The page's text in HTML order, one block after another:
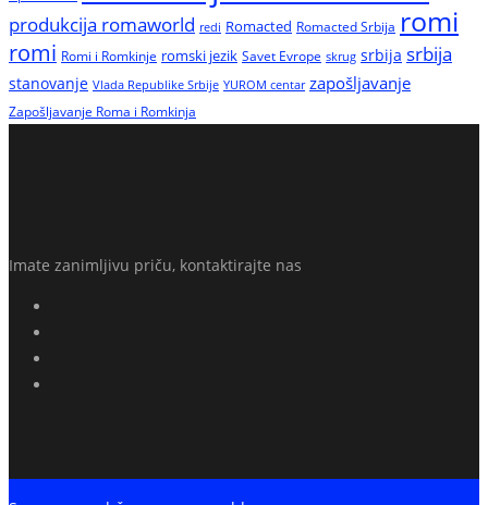
produkcija romaworld redi Romacted Romacted Srbija romi
romi Romi i Romkinje romski jezik Savet Evrope skrug srbija srbija
stanovanje Vlada Republike Srbije YUROM centar zapošljavanje
Zapošljavanje Roma i Romkinja
Imate zanimljivu priču, kontaktirajte nas